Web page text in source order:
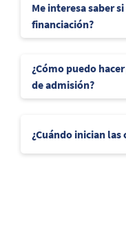
Me interesa saber
financiación?
¿Cómo puedo
de admisión?
¿Cuándo inician las